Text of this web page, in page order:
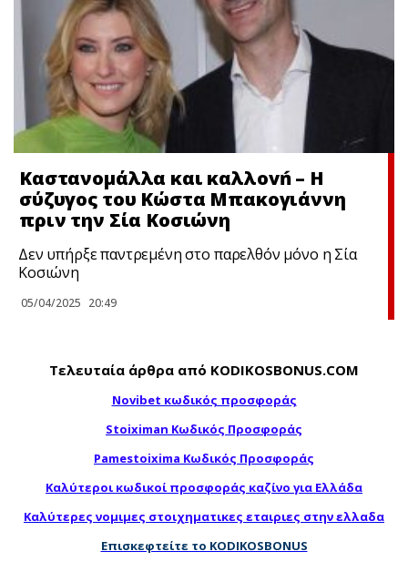
Καστανομάλλα και καλλοvń – Η
σύζυγος του Κώστα Μπακογιάννη
πριν την Σία Κοσιώνη
Δεν υπήρξε παντρεμένη στο παρελθόν μόνο η Σία
Κοσιώνη
05/04/2025 20:49
Τελευταία άρθρα από KODIKOSBONUS.COM
Novibet κωδικός προσφοράς
Stoiximan Κωδικός Προσφοράς
Pamestoixima Κωδικός Προσφοράς
Καλύτεροι κωδικοί προσφοράς καζίνο για Ελλάδα
Καλύτερες νομιμες στοιχηματικες εταιριες στην ελλαδα
Επισκεφτείτε το KODIKOSBONUS